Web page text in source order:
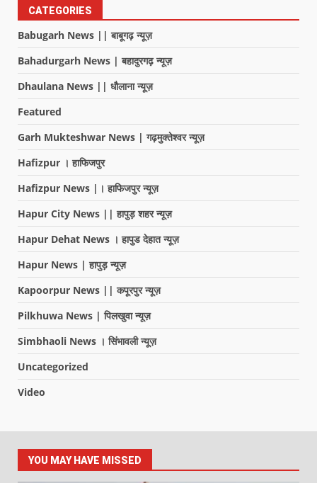
CATEGORIES
Babugarh News || बाबूगढ़ न्यूज़
Bahadurgarh News | बहादुरगढ़ न्यूज़
Dhaulana News || धौलाना न्यूज़
Featured
Garh Mukteshwar News | गढ़मुक्तेश्वर न्यूज़
Hafizpur । हाफिजपुर
Hafizpur News |। हाफिजपुर न्यूज़
Hapur City News || हापुड़ शहर न्यूज़
Hapur Dehat News । हापुड देहात न्यूज़
Hapur News | हापुड़ न्यूज़
Kapoorpur News || कपूरपुर न्यूज़
Pilkhuwa News | पिलखुवा न्यूज़
Simbhaoli News । सिंभावली न्यूज़
Uncategorized
Video
YOU MAY HAVE MISSED